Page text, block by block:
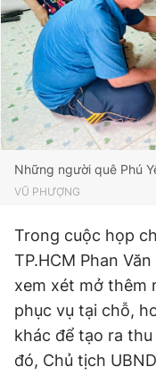
Đọc Thanh Niên
Theo dõi báo trên
Hotline
Đặt báo Quảng cáo
Tổng biên tập: Nguyễn
Phó tổng biên tập
Phó tổng biên tập: Lâm
Phó tổng biên tập:
Tổng thư ký tòa soạn:
Những người quê Phú
VŨ PHƯỢNG
Trong cuộc họp
TP.HCM Phan
xem xét mở thêm
phục vụ tại chỗ,
khác để tạo ra
đó, Chủ tịch